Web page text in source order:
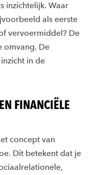
inzichtelijk. Waar
als eerste
vervoermiddel? De
omvang. De
in de
FINANCIËLE
et concept van
Dit betekent dat je
relationele,